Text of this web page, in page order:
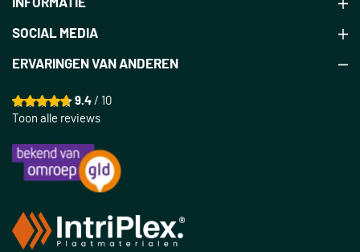
INFORMATIE
SOCIAL MEDIA
ERVARINGEN VAN ANDEREN
9.4/ 10
Toon alle reviews